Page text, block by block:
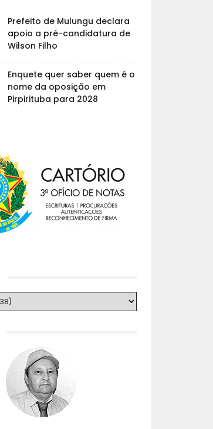
Prefeito de Mulungu declara
apoio a pré-candidatura de
Wilson Filho
Enquete quer saber quem é o
nome da oposição em
Pirpirituba para 2028